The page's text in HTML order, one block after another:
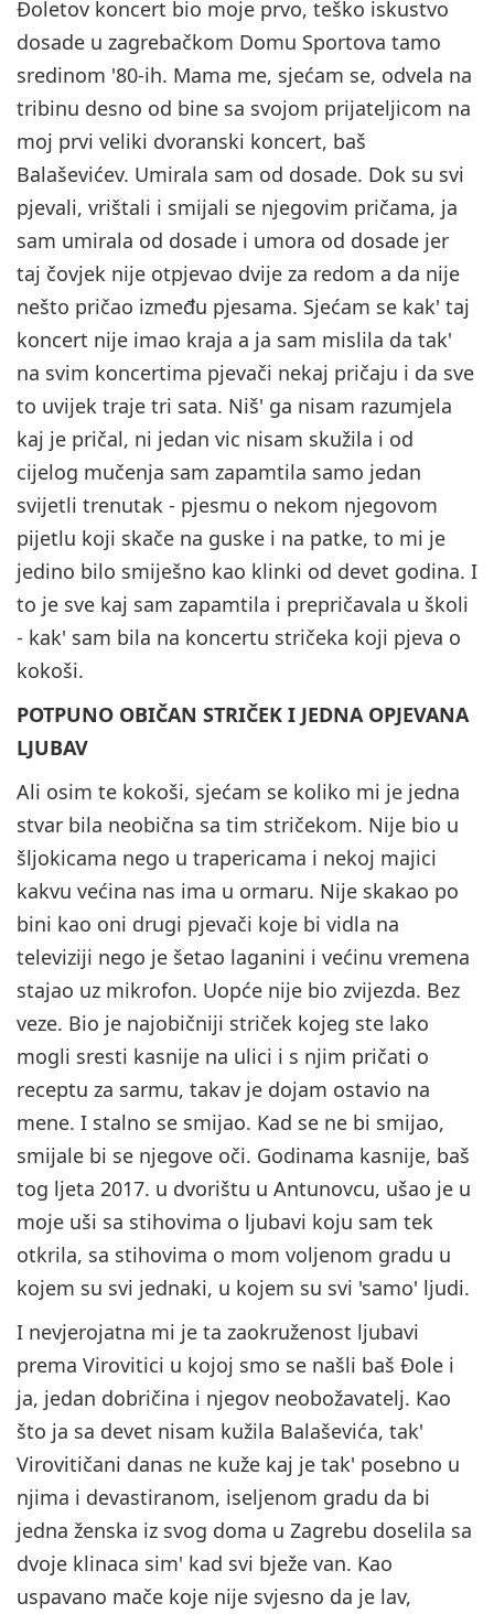
Đoletov koncert bio moje prvo, teško iskustvo
dosade u zagrebačkom Domu Sportova tamo
sredinom '80-ih. Mama me, sjećam se, odvela na
tribinu desno od bine sa svojom prijateljicom na
moj prvi veliki dvoranski koncert, baš
Balaševićev. Umirala sam od dosade. Dok su svi
pjevali, vrištali i smijali se njegovim pričama, ja
sam umirala od dosade i umora od dosade jer
taj čovjek nije otpjevao dvije za redom a da nije
nešto pričao između pjesama. Sjećam se kak' taj
koncert nije imao kraja a ja sam mislila da tak'
na svim koncertima pjevači nekaj pričaju i da sve
to uvijek traje tri sata. Niš' ga nisam razumjela
kaj je pričal, ni jedan vic nisam skužila i od
cijelog mučenja sam zapamtila samo jedan
svijetli trenutak - pjesmu o nekom njegovom
pijetlu koji skače na guske i na patke, to mi je
jedino bilo smiješno kao klinki od devet godina. I
to je sve kaj sam zapamtila i prepričavala u školi
- kak' sam bila na koncertu stričeka koji pjeva o
kokoši.
POTPUNO OBIČAN STRIČEK I JEDNA OPJEVANA
LJUBAV
Ali osim te kokoši, sjećam se koliko mi je jedna
stvar bila neobična sa tim stričekom. Nije bio u
šljokicama nego u trapericama i nekoj majici
kakvu većina nas ima u ormaru. Nije skakao po
bini kao oni drugi pjevači koje bi vidla na
televiziji nego je šetao laganini i većinu vremena
stajao uz mikrofon. Uopće nije bio zvijezda. Bez
veze. Bio je najobičniji striček kojeg ste lako
mogli sresti kasnije na ulici i s njim pričati o
receptu za sarmu, takav je dojam ostavio na
mene. I stalno se smijao. Kad se ne bi smijao,
smijale bi se njegove oči. Godinama kasnije, baš
tog ljeta 2017. u dvorištu u Antunovcu, ušao je u
moje uši sa stihovima o ljubavi koju sam tek
otkrila, sa stihovima o mom voljenom gradu u
kojem su svi jednaki, u kojem su svi 'samo' ljudi.
I nevjerojatna mi je ta zaokruženost ljubavi
prema Virovitici u kojoj smo se našli baš Đole i
ja, jedan dobričina i njegov neobožavatelj. Kao
što ja sa devet nisam kužila Balaševića, tak'
Virovitičani danas ne kuže kaj je tak' posebno u
njima i devastiranom, iseljenom gradu da bi
jedna ženska iz svog doma u Zagrebu doselila sa
dvoje klinaca sim' kad svi bježe van. Kao
uspavano mače koje nije svjesno da je lav,